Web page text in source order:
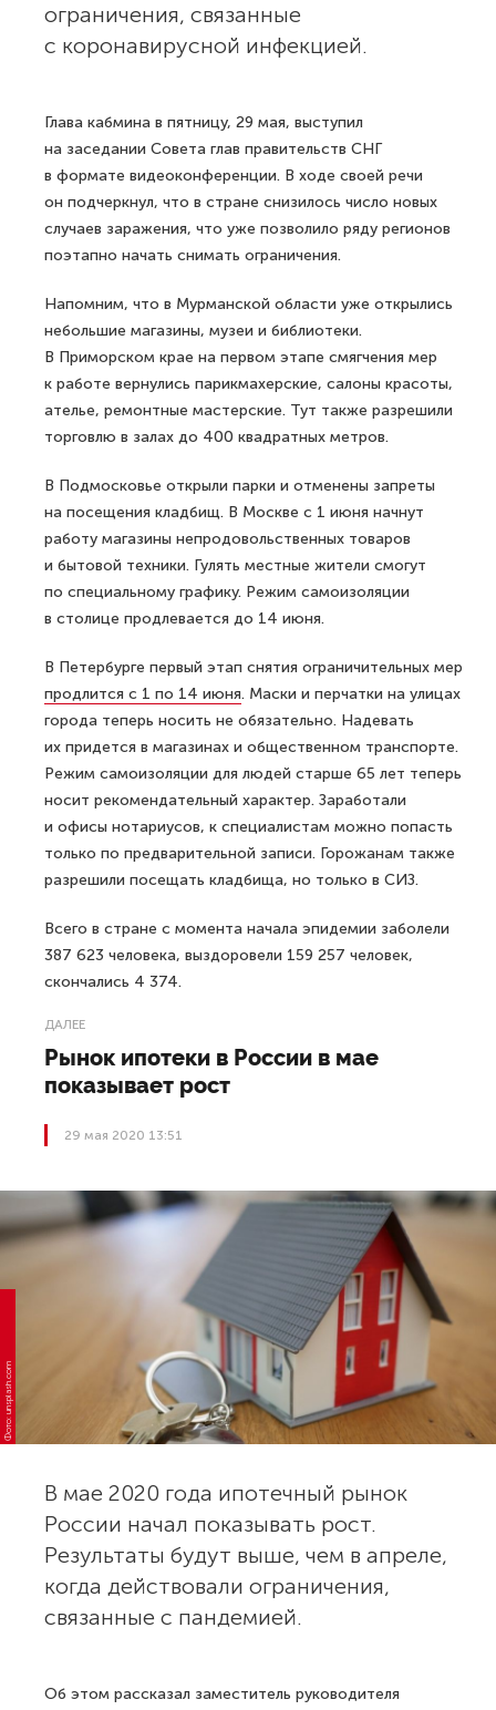
ограничения, связанные
с коронавирусной инфекцией.
Глава кабмина в пятницу, 29 мая, выступил
на заседании Совета глав правительств СНГ
в формате видеоконференции. В ходе своей речи
он подчеркнул, что в стране снизилось число новых
случаев заражения, что уже позволило ряду регионов
поэтапно начать снимать ограничения.
Напомним, что в Мурманской области уже открылись
небольшие магазины, музеи и библиотеки.
В Приморском крае на первом этапе смягчения мер
к работе вернулись парикмахерские, салоны красоты,
ателье, ремонтные мастерские. Тут также разрешили
торговлю в залах до 400 квадратных метров.
В Подмосковье открыли парки и отменены запреты
на посещения кладбищ. В Москве с 1 июня начнут
работу магазины непродовольственных товаров
и бытовой техники. Гулять местные жители смогут
по специальному графику. Режим самоизоляции
в столице продлевается до 14 июня.
В Петербурге первый этап снятия ограничительных мер
продлится с 1 по 14 июня. Маски и перчатки на улицах
города теперь носить не обязательно. Надевать
их придется в магазинах и общественном транспорте.
Режим самоизоляции для людей старше 65 лет теперь
носит рекомендательный характер. Заработали
и офисы нотариусов, к специалистам можно попасть
только по предварительной записи. Горожанам также
разрешили посещать кладбища, но только в СИЗ.
Всего в стране с момента начала эпидемии заболели
387 623 человека, выздоровели 159 257 человек,
скончались 4 374.
ДАЛЕЕ
Рынок ипотеки в России в мае
показывает рост
29 мая 2020 13:51
Фото: unsplash.com
В мае 2020 года ипотечный рынок
России начал показывать рост.
Результаты будут выше, чем в апреле,
когда действовали ограничения,
связанные с пандемией.
Об этом рассказал заместитель руководителя